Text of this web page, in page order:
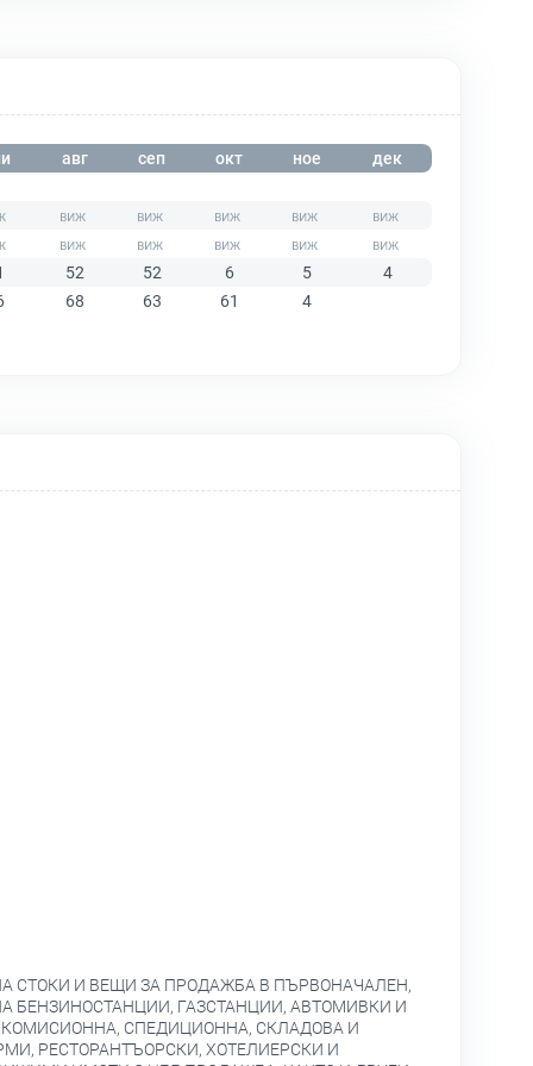
авг сеп окт ное дек
52 52 6 5
4
68 63 61 4
СТОКИ И ВЕЩИ ЗА ПРОДАЖБА В ПЪРВОНАЧАЛЕН,
БЕНЗИНОСТАНЦИИ, ГАЗСТАНЦИИ, АВТОМИВКИ И
СПЕДИЦИОННА, СКЛАДОВА И
РЕСТОРАНТЪОРСКИ, ХОТЕЛИЕРСКИ И